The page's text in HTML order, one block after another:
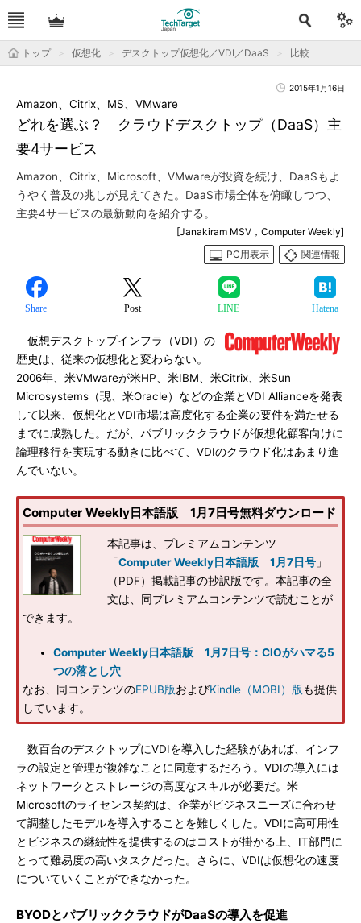
トップ 仮想化 デスクトップ仮想化／VDI／DaaS 比較
2015年1月16日
どれを選ぶ？ クラウドデスクトップ（DaaS）主
要4サービス
Amazon、Citrix、MS、VMware
Amazon、Citrix、Microsoft、VMwareが投資を続け、DaaSもよ
うやく普及の兆しが見えてきた。DaaS市場全体を俯瞰しつつ、
主要4サービスの最新動向を紹介する。
[Janakiram MSV，Computer Weekly]
PC用表示
関連情報
Share Post LINE Hatena
仮想デスクトップインフラ（VDI）の
歴史は、従来の仮想化と変わらない。
2006年、米VMwareが米HP、米IBM、米Citrix、米Sun
Microsystems（現、米Oracle）などの企業とVDI Allianceを発表
して以来、仮想化とVDI市場は高度化する企業の要件を満たせる
までに成熟した。だが、パブリッククラウドが仮想化顧客向けに
論理移行を実現する動きに比べて、VDIのクラウド化はあまり進
んでいない。
Computer Weekly日本語版 1月7日号無料ダウンロード
本記事は、プレミアムコンテンツ
「Computer Weekly日本語版 1月7日号 」
（PDF）掲載記事の抄訳版です。本記事の全
文は、同プレミアムコンテンツで読むことが
できます。
Computer Weekly日本語版 1月7日号：CIOがハマる5
つの落とし穴
なお、同コンテンツのEPUB版およびKindle（MOBI）版も提供
しています。
数百台のデスクトップにVDIを導入した経験があれば、インフ
ラの設定と管理が複雑なことに同意するだろう。VDIの導入には
ネットワークとストレージの高度なスキルが必要だ。米
Microsoftのライセンス契約は、企業がビジネスニーズに合わせ
て調整したモデルを導入することを難しくした。VDIに高可用性
とビジネスの継続性を提供するのはコストが掛かる上、IT部門に
とって難易度の高いタスクだった。さらに、VDIは仮想化の速度
についていくことができなかった。
BYODとパブリッククラウドがDaaSの導入を促進